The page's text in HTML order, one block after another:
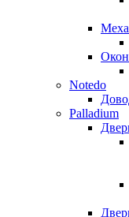
Notedo
Palladium